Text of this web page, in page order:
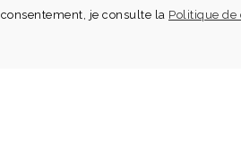
je consulte la Politique